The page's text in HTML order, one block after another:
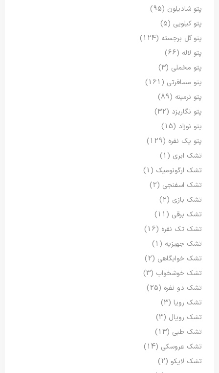
پتو شادیلون (95)
پتو کیلویی (5)
پتو گل برجسته (124)
پتو لاله (66)
پتو مخملی (3)
پتو مسافرتی (161)
پتو نرمینه (89)
پتو نگاریزد (32)
پتو نوزاد (15)
پتو یک نفره (129)
تشک ابری (1)
تشک ارگونومیک (1)
تشک اسفنجی (2)
تشک بازی (2)
تشک برقی (11)
تشک تک نفره (16)
تشک جهیزیه (1)
تشک خوابگاهی (2)
تشک خوشخواب (3)
تشک دو نفره (25)
تشک رویا (3)
تشک رویال (3)
تشک طبی (13)
تشک عروسکی (14)
تشک لایکو (2)